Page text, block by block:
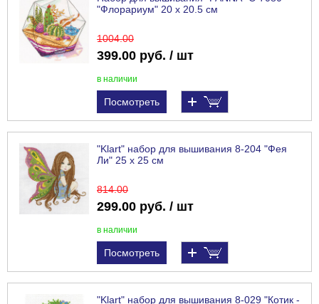
"Флорариум" 20 х 20.5 см
1004.00
399.00 руб. / шт
в наличии
Посмотреть
"Klart" набор для вышивания 8-204 "Фея
Ли" 25 х 25 см
814.00
299.00 руб. / шт
в наличии
Посмотреть
"Klart" набор для вышивания 8-029 "Котик -